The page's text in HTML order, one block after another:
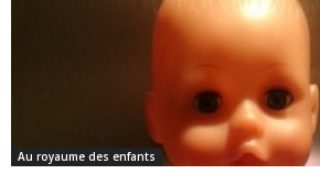
Au royaume des enfants